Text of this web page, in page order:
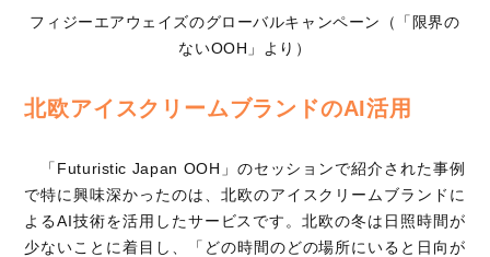
フィジーエアウェイズのグローバルキャンペーン（「限界の
ないOOH」より）
北欧アイスクリームブランドのAI活用
「Futuristic Japan OOH」のセッションで紹介された事例
で特に興味深かったのは、北欧のアイスクリームブランドに
よるAI技術を活用したサービスです。北欧の冬は日照時間が
少ないことに着目し、「どの時間のどの場所にいると日向が